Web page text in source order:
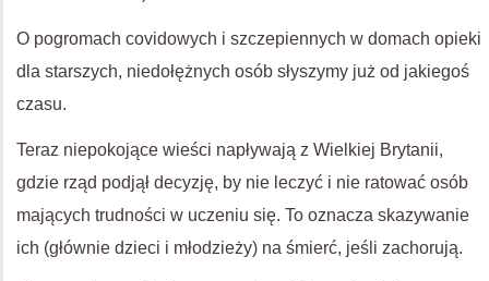
O pogromach covidowych i szczepiennych w domach opieki
dla starszych, niedołężnych osób słyszymy już od jakiegoś
czasu.
Teraz niepokojące wieści napływają z Wielkiej Brytanii,
gdzie rząd podjął decyzję, by nie leczyć i nie ratować osób
mających trudności w uczeniu się. To oznacza skazywanie
ich (głównie dzieci i młodzieży) na śmierć, jeśli zachorują.